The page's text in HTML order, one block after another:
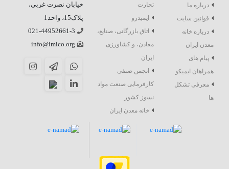
درباره ما
قوانین سایت
درباره خانه
معدن ایران
پیام های
همراهان ایمیکو
معرفی تشکل
ها
تجارت
ایمیدرو
اتاق بازرگانی، صنایع،
معادن، و کشاورزی
ایران
انجمن صنفی
کارفرمایی صنعت مواد
نسوز کشور
خانه معدن ایران
خیابان نصرت غربی،
پلاک15، واحد1
021-44952661-3
info@imico.org